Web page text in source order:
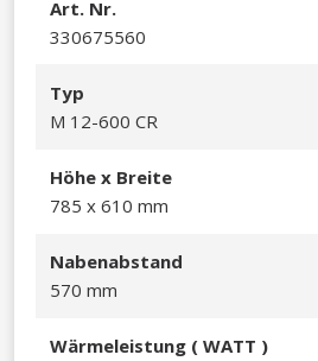
Art. Nr.
330675560​
Typ
M 12-600 CR
Höhe x Breite
785 x 610 mm​
Nabenabstand
570 mm
Wärmeleistung ( WATT )